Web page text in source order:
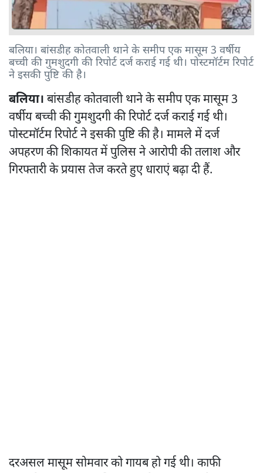
बलिया। बांसडीह कोतवाली थाने के समीप एक मासूम 3 वर्षीय
बच्ची की गुमशुदगी की रिपोर्ट दर्ज कराई गई थी। पोस्टमॉर्टम रिपोर्ट
ने इसकी पुष्टि की है।
बलिया। बांसडीह कोतवाली थाने के समीप एक मासूम 3
वर्षीय बच्ची की गुमशुदगी की रिपोर्ट दर्ज कराई गई थी।
पोस्टमॉर्टम रिपोर्ट ने इसकी पुष्टि की है। मामले में दर्ज
अपहरण की शिकायत में पुलिस ने आरोपी की तलाश और
गिरफ्तारी के प्रयास तेज करते हुए धाराएं बढ़ा दी हैं.
दरअसल मासूम सोमवार को गायब हो गई थी। काफी